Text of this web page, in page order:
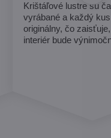
Krištáľové lustre sú
vyrábané a každý
originálny, čo
interiér bude